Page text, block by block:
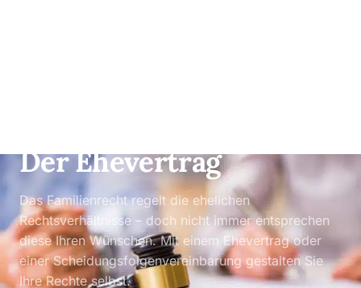
Der Ehevertrag
Das Familienrecht regelt die ehelichen
Rechtsverhältnisse – doch nicht immer entsprechen
diese Ihren Wünschen. Mit einem Ehevertrag oder
einer Scheidungsfolgenvereinbarung gestalten Sie
Ihre Rechte selbst.